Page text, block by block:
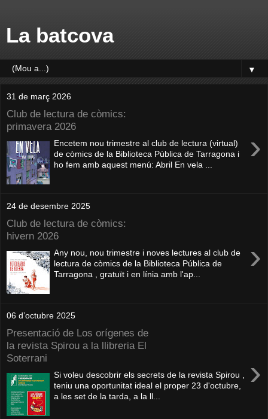
La batcova
▼
31 de març 2026
Club de lectura de còmics:
primavera 2026
›
Encetem nou trimestre al club de lectura (virtual)
de còmics de la Biblioteca Pública de Tarragona i
ho fem amb aquest menú: Abril En vela ...
24 de desembre 2025
Club de lectura de còmics:
hivern 2026
›
Any nou, nou trimestre i noves lectures al club de
lectura de còmics de la Biblioteca Pública de
Tarragona , gratuït i en línia amb l'ap...
06 d’octubre 2025
Presentació de Los orígenes de
la revista Spirou a la llibreria El
Soterrani
›
Si voleu descobrir els secrets de la revista Spirou ,
teniu una oportunitat ideal el proper 23 d'octubre,
a les set de la tarda, a la ll...